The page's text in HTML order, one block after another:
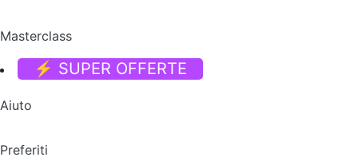
Masterclass
⚡ SUPER OFFERTE
Aiuto
Preferiti